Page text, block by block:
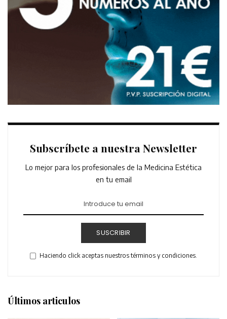
Subscríbete a nuestra Newsletter
Lo mejor para los profesionales de la Medicina Estética
en tu email
SUSCRIBIR
Haciendo click aceptas nuestros términos y condiciones.
Últimos articulos